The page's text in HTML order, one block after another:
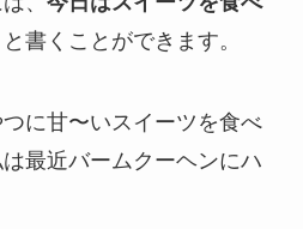
と書くことができます。
に甘〜いスイーツを食べ
最近バームクーヘンにハ